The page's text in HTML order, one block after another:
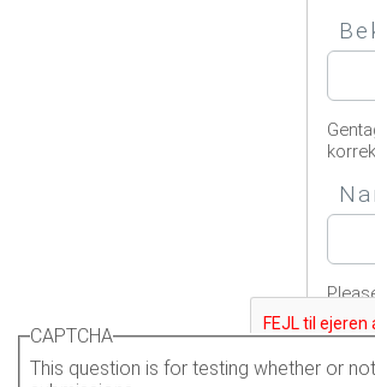
CAPTCHA
This question is for testing whether or